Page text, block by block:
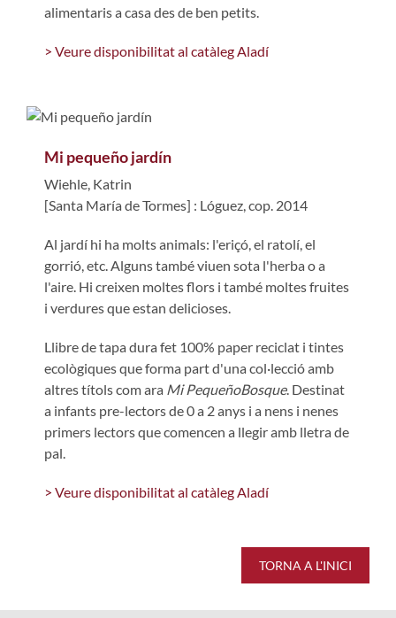
alimentaris a casa des de ben petits.
> Veure disponibilitat al catàleg Aladí
Mi pequeño jardín
Wiehle, Katrin
[Santa María de Tormes] : Lóguez, cop. 2014
Al jardí hi ha molts animals: l'eriçó, el ratolí, el
gorrió, etc. Alguns també viuen sota l'herba o a
l'aire. Hi creixen moltes flors i també moltes fruites
i verdures que estan delicioses.
Llibre de tapa dura fet 100% paper reciclat i tintes
ecològiques que forma part d'una col·lecció amb
altres títols com ara Mi PequeñoBosque. Destinat
a infants pre-lectors de 0 a 2 anys i a nens i nenes
primers lectors que comencen a llegir amb lletra de
pal.
> Veure disponibilitat al catàleg Aladí
TORNA A L'INICI